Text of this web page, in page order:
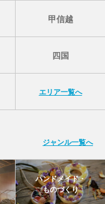
甲信越
四国
エリア一覧へ
ジャンル一覧へ
ハンドメイド・
ものづくり